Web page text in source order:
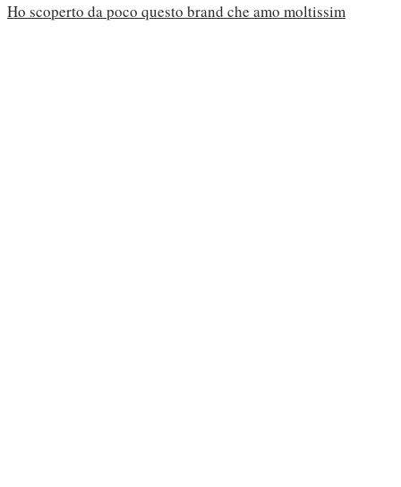
Ho scoperto da poco questo brand che amo moltissim